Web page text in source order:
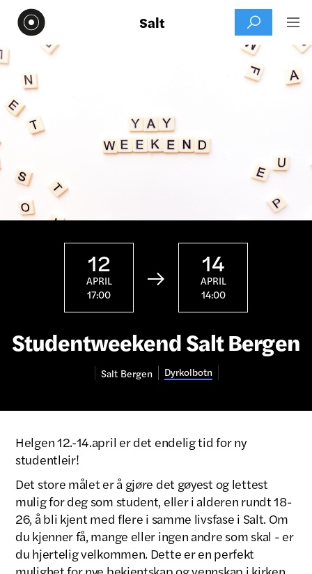
Salt  
12
APRIL
17:00

14
APRIL
14:00
Studentweekend Salt Bergen
Salt Bergen Dyrkolbotn
Helgen 12.-14.april er det endelig tid for ny
studentleir!
Det store målet er å gjøre det gøyest og lettest
mulig for deg som student, eller i alderen rundt 18-
26, å bli kjent med flere i samme livsfase i Salt. Om
du kjenner få, mange eller ingen andre som skal - er
du hjertelig velkommen. Dette er en perfekt